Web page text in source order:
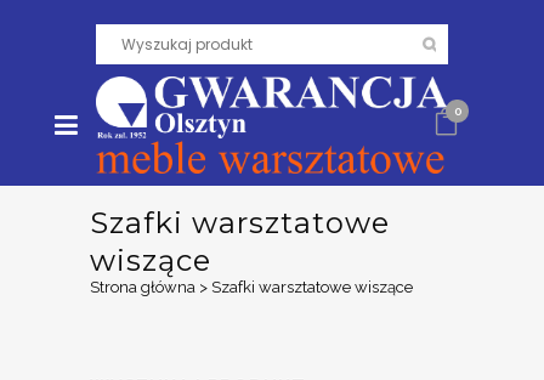
0
Szafki warsztatowe
wiszące
Strona główna > Szafki warsztatowe wiszące